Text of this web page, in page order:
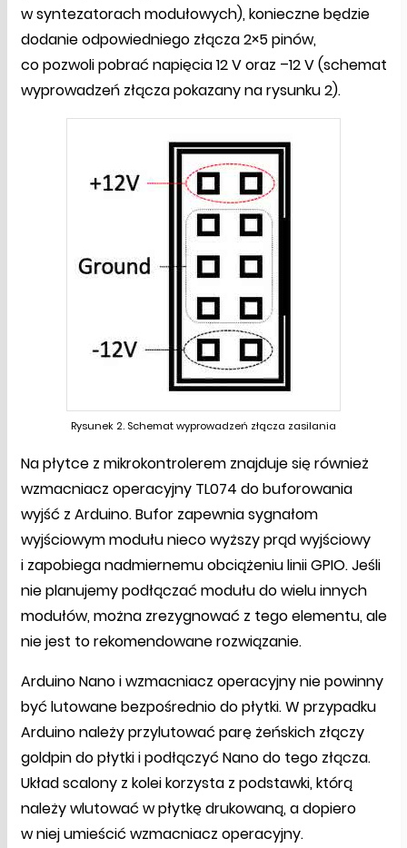
w syntezatorach modułowych), konieczne będzie
dodanie odpowiedniego złącza 2×5 pinów,
co pozwoli pobrać napięcia 12 V oraz –12 V (schemat
wyprowadzeń złącza pokazany na rysunku 2).
Rysunek 2. Schemat wyprowadzeń złącza zasilania
Na płytce z mikrokontrolerem znajduje się również
wzmacniacz operacyjny TL074 do buforowania
wyjść z Arduino. Bufor zapewnia sygnałom
wyjściowym modułu nieco wyższy prąd wyjściowy
i zapobiega nadmiernemu obciążeniu linii GPIO. Jeśli
nie planujemy podłączać modułu do wielu innych
modułów, można zrezygnować z tego elementu, ale
nie jest to rekomendowane rozwiązanie.
Arduino Nano i wzmacniacz operacyjny nie powinny
być lutowane bezpośrednio do płytki. W przypadku
Arduino należy przylutować parę żeńskich złączy
goldpin do płytki i podłączyć Nano do tego złącza.
Układ scalony z kolei korzysta z podstawki, którą
należy wlutować w płytkę drukowaną, a dopiero
w niej umieścić wzmacniacz operacyjny.